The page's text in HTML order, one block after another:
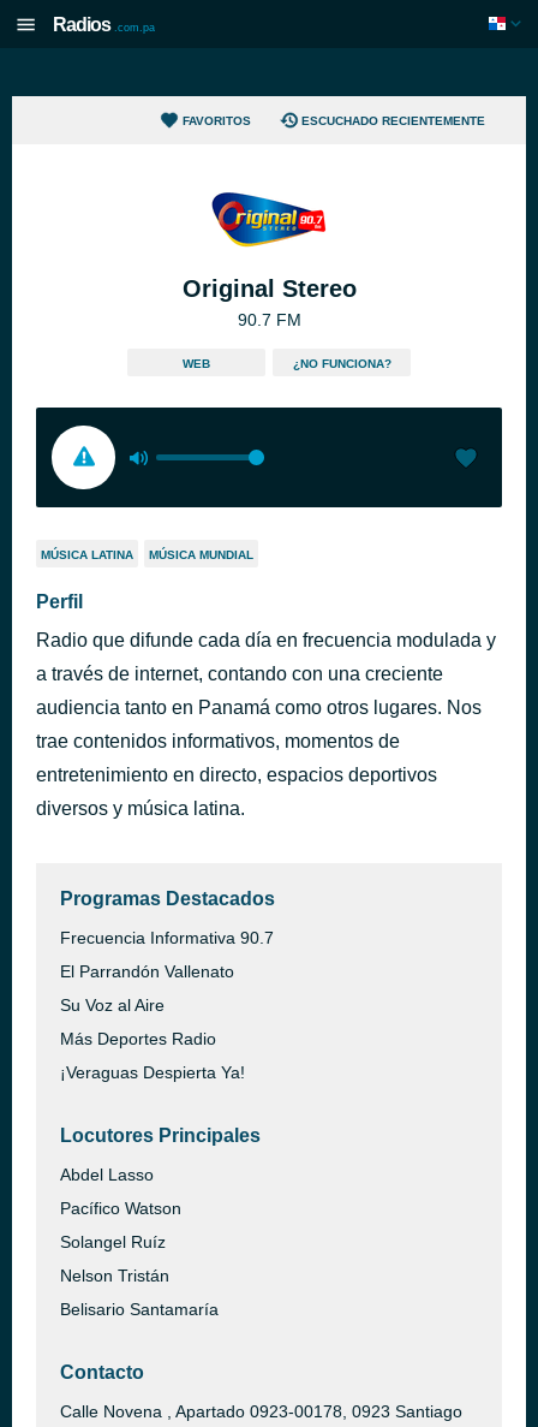
Radios .com.pa
FAVORITOS ESCUCHADO RECIENTEMENTE
Original Stereo
90.7 FM
WEB ¿NO FUNCIONA?
MÚSICA LATINA MÚSICA MUNDIAL
Perfil
Radio que difunde cada día en frecuencia modulada y
a través de internet, contando con una creciente
audiencia tanto en Panamá como otros lugares. Nos
trae contenidos informativos, momentos de
entretenimiento en directo, espacios deportivos
diversos y música latina.
Programas Destacados
Frecuencia Informativa 90.7
El Parrandón Vallenato
Su Voz al Aire
Más Deportes Radio
¡Veraguas Despierta Ya!
Locutores Principales
Abdel Lasso
Pacífico Watson
Solangel Ruíz
Nelson Tristán
Belisario Santamaría
Contacto
Calle Novena , Apartado 0923-00178, 0923 Santiago